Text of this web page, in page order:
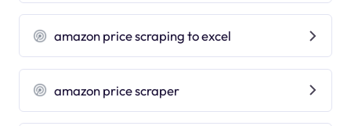
amazon price scraping to excel
amazon price scraper